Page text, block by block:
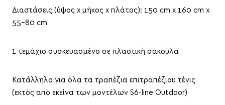
Διαστάσεις (ύψος x μήκος x πλάτος): 150 cm x 160 cm x
55-80 cm
1 τεμάχιο συσκευασμένο σε πλαστική σακούλα
Κατάλληλο για όλα τα τραπέζια επιτραπέζιου τένις
(εκτός από εκείνα των μοντέλων S6-line Outdoor)